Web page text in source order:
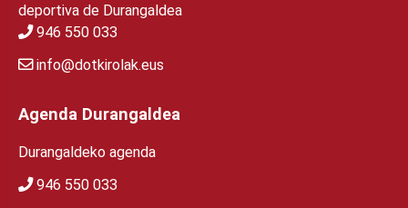
deportiva de Durangaldea
946 550 033
info@dotkirolak.eus
Agenda Durangaldea
Durangaldeko agenda
946 550 033